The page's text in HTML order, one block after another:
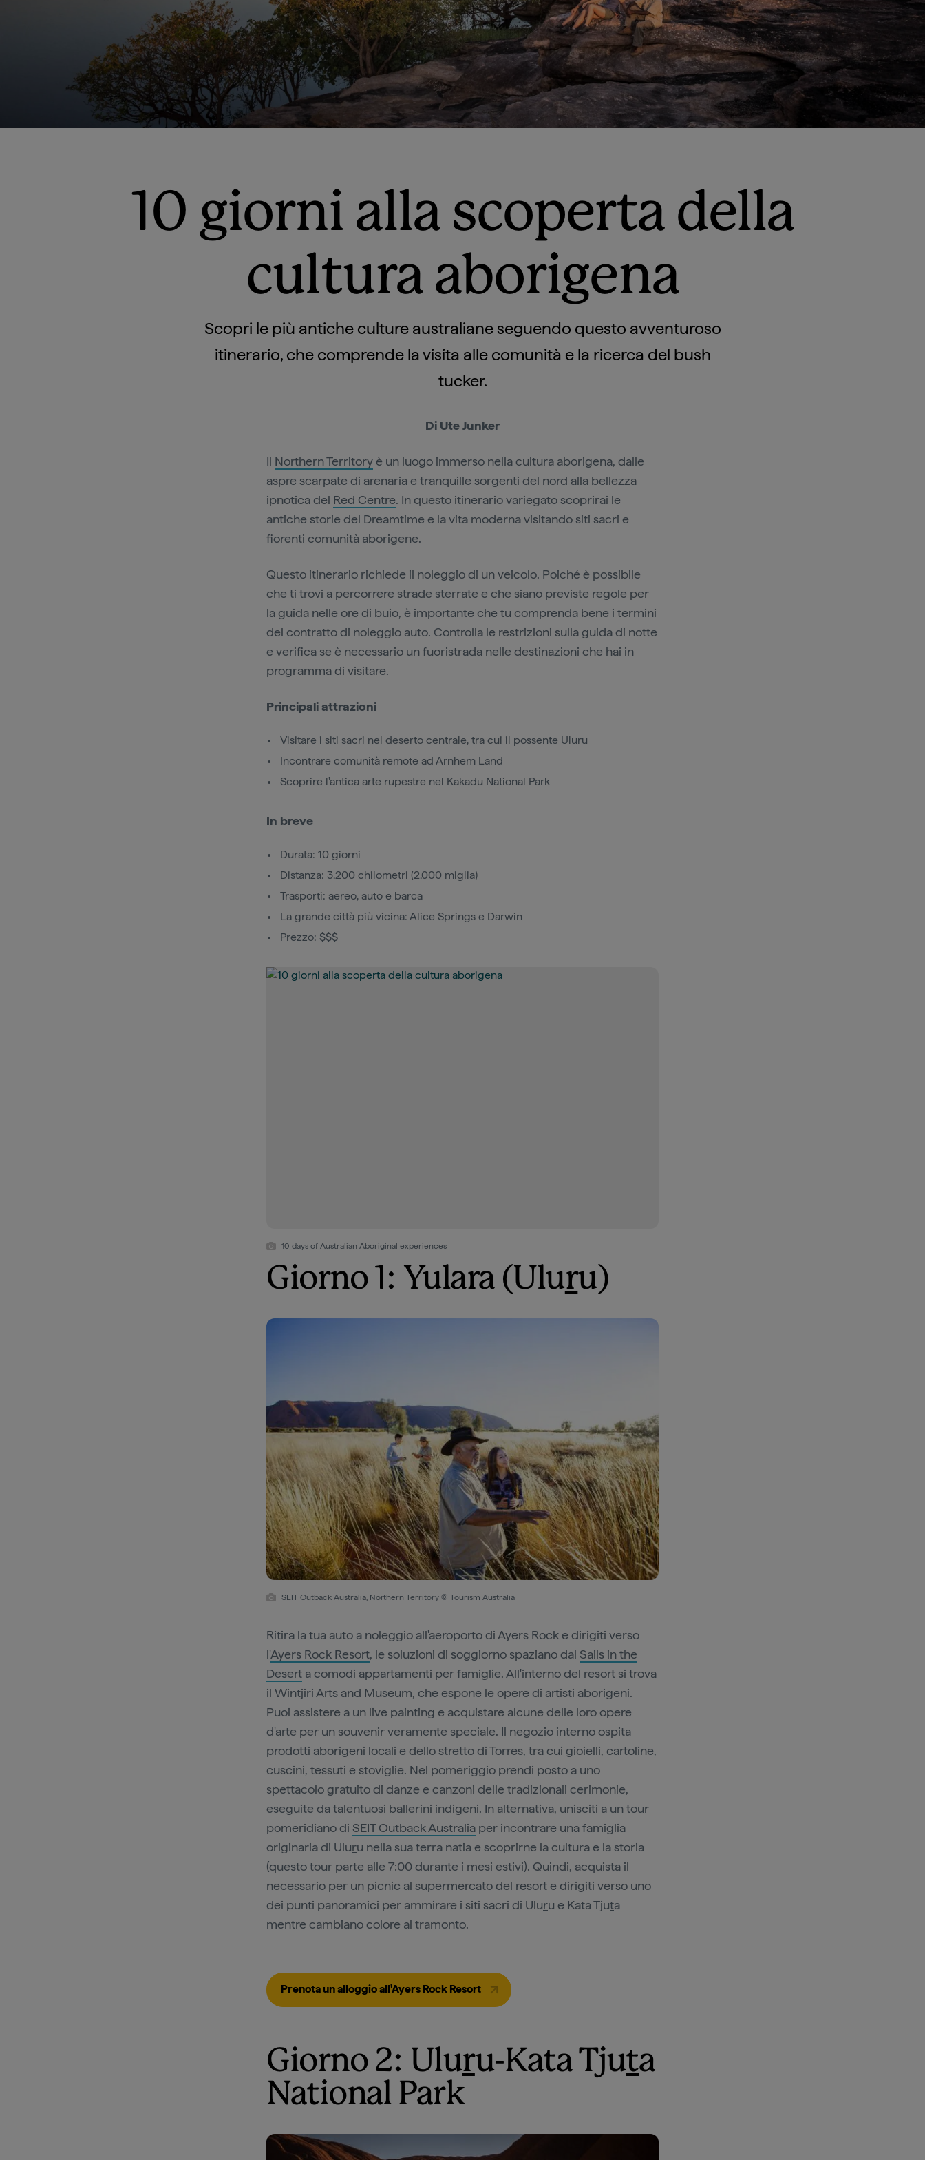
10 giorni alla scoperta della
cultura aborigena
Scopri le più antiche culture australiane seguendo questo avventuroso
itinerario, che comprende la visita alle comunità e la ricerca del bush
tucker.
Di Ute Junker
Il Northern Territoryè un luogo immerso nella cultura aborigena, dalle
aspre scarpate di arenaria e tranquille sorgenti del nord alla bellezza
ipnotica del Red Centre. In questo itinerario variegato scoprirai le
antiche storie del Dreamtime e la vita moderna visitando siti sacri e
fiorenti comunità aborigene.
Questo itinerario richiede il noleggio di un veicolo. Poiché è possibile
che ti trovi a percorrere strade sterrate e che siano previste regole per
la guida nelle ore di buio, è importante che tu comprenda bene i termini
del contratto di noleggio auto. Controlla le restrizioni sulla guida di notte
e verifica se è necessario un fuoristrada nelle destinazioni che hai in
programma di visitare.
Principali attrazioni
Visitare i siti sacri nel deserto centrale, tra cui il possente Uluru
Incontrare comunità remote ad Arnhem Land
Scoprire l'antica arte rupestre nel Kakadu National Park
In breve
Durata: 10 giorni
Distanza: 3.200 chilometri (2.000 miglia)
Trasporti: aereo, auto e barca
La grande città più vicina: Alice Springs e Darwin
Prezzo: $$$
10 days of Australian Aboriginal experiences
Giorno 1: Yulara (Uluru)
SEIT Outback Australia, Northern Territory © Tourism Australia
Ritira la tua auto a noleggio all'aeroporto di Ayers Rock e dirigiti verso
l'Ayers Rock Resort, le soluzioni di soggiorno spaziano dal Sails in the
Desert a comodi appartamenti per famiglie. All'interno del resort si trova
il Wintjiri Arts and Museum, che espone le opere di artisti aborigeni.
Puoi assistere a un live painting e acquistare alcune delle loro opere
d'arte per un souvenir veramente speciale. Il negozio interno ospita
prodotti aborigeni locali e dello stretto di Torres, tra cui gioielli, cartoline,
cuscini, tessuti e stoviglie. Nel pomeriggio prendi posto a uno
spettacolo gratuito di danze e canzoni delle tradizionali cerimonie,
eseguite da talentuosi ballerini indigeni. In alternativa, unisciti a un tour
pomeridiano di SEIT Outback Australia per incontrare una famiglia
originaria di Uluru nella sua terra natia e scoprirne la cultura e la storia
(questo tour parte alle 7:00 durante i mesi estivi). Quindi, acquista il
necessario per un picnic al supermercato del resort e dirigiti verso uno
dei punti panoramici per ammirare i siti sacri di Uluru e Kata Tjuta
mentre cambiano colore al tramonto.
Prenota un alloggio all'Ayers Rock Resort
Giorno 2: Uluru-Kata Tjuta
National Park